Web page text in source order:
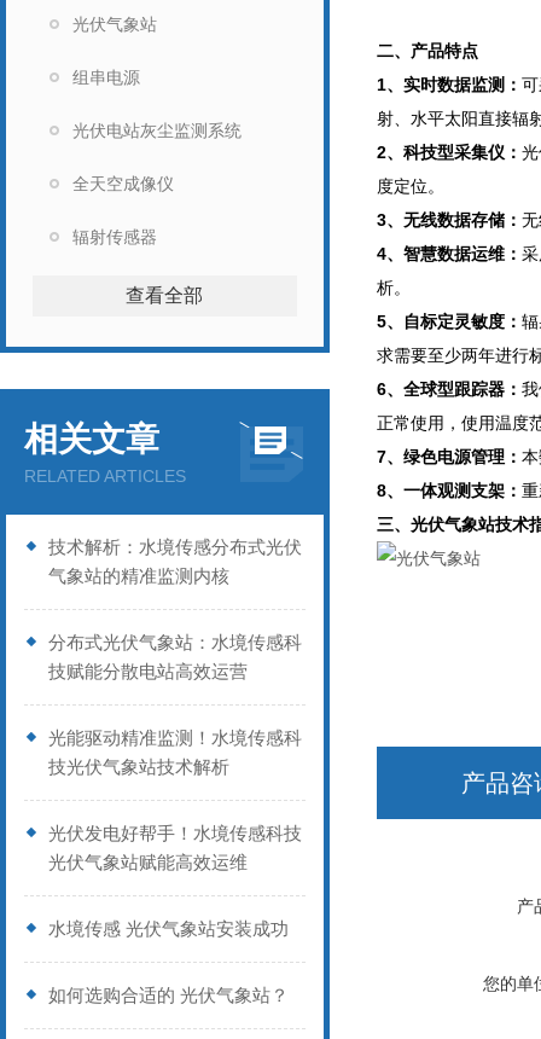
光伏气象站
组串电源
光伏电站灰尘监测系统
全天空成像仪
辐射传感器
查看全部
相关文章
RELATED ARTICLES
技术解析：水境传感分布式光伏
气象站的精准监测内核
分布式光伏气象站：水境传感科
技赋能分散电站高效运营
光能驱动精准监测！水境传感科
技光伏气象站技术解析
光伏发电好帮手！水境传感科技
光伏气象站赋能高效运维
水境传感 光伏气象站安装成功
如何选购合适的 光伏气象站？
二、产品特点
1、实时数据监测：
射、水平太阳直接辐
2、科技型采集仪：
度定位。
3、无线数据存储：
4、智慧数据运维：
析。
5、自标定灵敏度：
求需要至少两年进行
6、全球型跟踪器：
正常使用，使用温度
7、绿色电源管理：
8、一体观测支架 ：
三、 光伏气象站技术
产品咨
产
您的单